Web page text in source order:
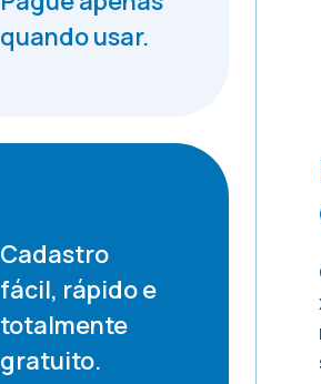
quando usar.
Cadastro
fácil, rápido e
totalmente
gratuito.